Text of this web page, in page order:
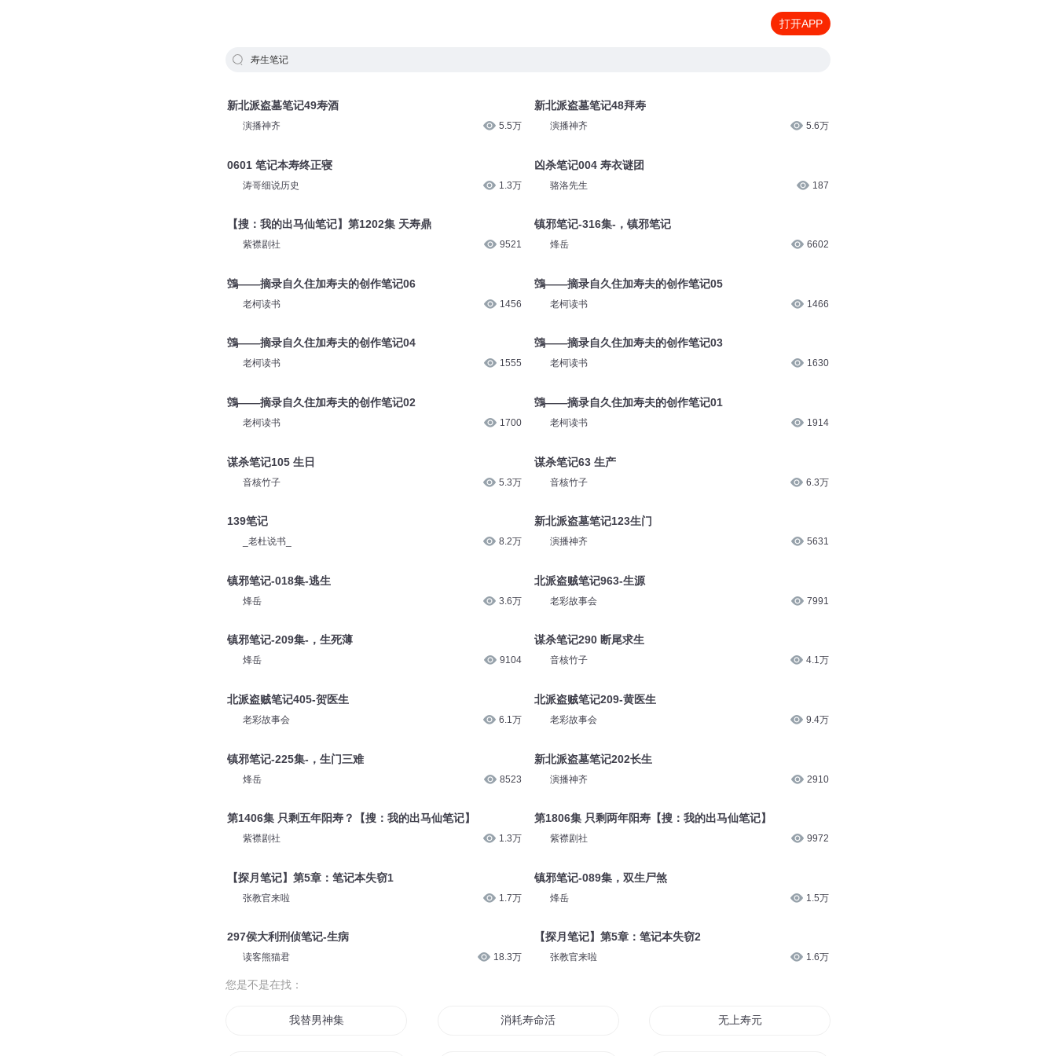
打开APP
寿生笔记
新北派盗墓笔记49寿酒
演播神齐 5.5万
0601 笔记本寿终正寝
涛哥细说历史 1.3万
【搜：我的出马仙笔记】第1202集 天寿鼎
紫襟剧社 9521
鵼——摘录自久住加寿夫的创作笔记06
老柯读书 1456
鵼——摘录自久住加寿夫的创作笔记04
老柯读书 1555
鵼——摘录自久住加寿夫的创作笔记02
老柯读书 1700
谋杀笔记105 生日
音核竹子 5.3万
139笔记
_老杜说书_ 8.2万
镇邪笔记-018集-逃生
烽岳 3.6万
镇邪笔记-209集-，生死薄
烽岳 9104
北派盗贼笔记405-贺医生
老彩故事会 6.1万
镇邪笔记-225集-，生门三难
烽岳 8523
第1406集 只剩五年阳寿？【搜：我的出马仙笔记】
紫襟剧社 1.3万
【探月笔记】第5章：笔记本失窃1
张教官来啦 1.7万
297侯大利刑侦笔记-生病
读客熊猫君 18.3万
新北派盗墓笔记48拜寿
演播神齐 5.6万
凶杀笔记004 寿衣谜团
骆洛先生 187
镇邪笔记-316集-，镇邪笔记
烽岳 6602
鵼——摘录自久住加寿夫的创作笔记05
老柯读书 1466
鵼——摘录自久住加寿夫的创作笔记03
老柯读书 1630
鵼——摘录自久住加寿夫的创作笔记01
老柯读书 1914
谋杀笔记63 生产
音核竹子 6.3万
新北派盗墓笔记123生门
演播神齐 5631
北派盗贼笔记963-生源
老彩故事会 7991
谋杀笔记290 断尾求生
音核竹子 4.1万
北派盗贼笔记209-黄医生
老彩故事会 9.4万
新北派盗墓笔记202长生
演播神齐 2910
第1806集 只剩两年阳寿【搜：我的出马仙笔记】
紫襟剧社 9972
镇邪笔记-089集，双生尸煞
烽岳 1.5万
【探月笔记】第5章：笔记本失窃2
张教官来啦 1.6万
您是不是在找：
我替男神集阳寿 消耗寿命活下去 无上寿元